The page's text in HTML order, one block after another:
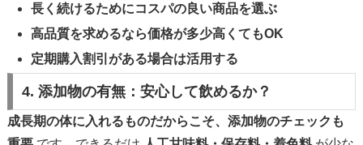
長く続けるためにコスパの良い商品を選ぶ
高品質を求めるなら価格が多少高くてもOK
定期購入割引がある場合は活用する
4. 添加物の有無：安心して飲めるか？
成長期の体に入れるものだからこそ、添加物のチェックも